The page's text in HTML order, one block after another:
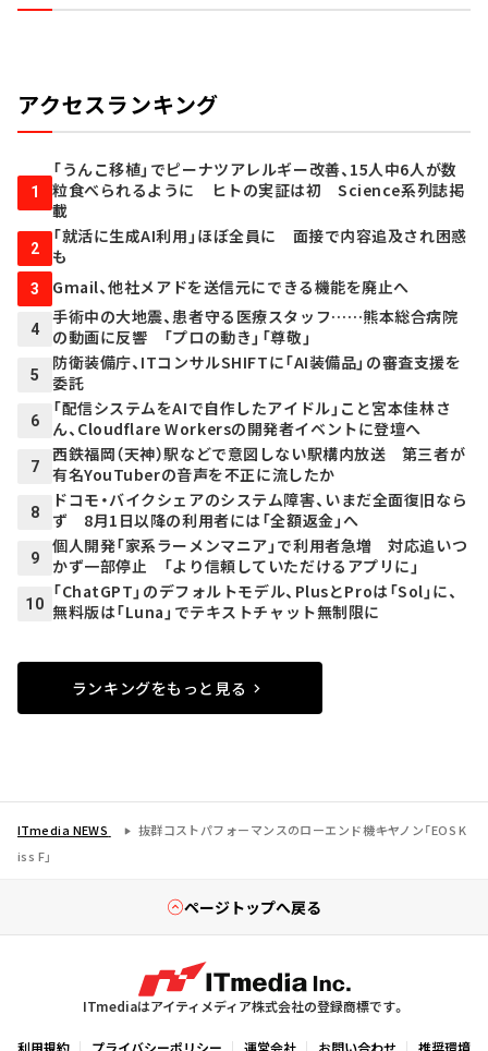
アクセスランキング
1
「うんこ移植」でピーナツアレルギー改善、15人中6人が数
粒食べられるように ヒトの実証は初 Science系列誌掲
載
2
「就活に生成AI利用」ほぼ全員に 面接で内容追及され困惑
も
3 Gmail、他社メアドを送信元にできる機能を廃止へ
4
手術中の大地震、患者守る医療スタッフ……熊本総合病院
の動画に反響 「プロの動き」「尊敬」
5
防衛装備庁、ITコンサルSHIFTに「AI装備品」の審査支援を
委託
6
「配信システムをAIで自作したアイドル」こと宮本佳林さ
ん、Cloudflare Workersの開発者イベントに登壇へ
7
西鉄福岡（天神）駅などで意図しない駅構内放送 第三者が
有名YouTuberの音声を不正に流したか
8
ドコモ・バイクシェアのシステム障害、いまだ全面復旧なら
ず 8月1日以降の利用者には「全額返金」へ
9
個人開発「家系ラーメンマニア」で利用者急増 対応追いつ
かず一部停止 「より信頼していただけるアプリに」
10
「ChatGPT」のデフォルトモデル、PlusとProは「Sol」に、
無料版は「Luna」でテキストチャット無制限に
ランキングをもっと見る
ITmedia NEWS
抜群コストパフォーマンスのローエンド機――キヤノン「EOS K
iss F」
ページトップへ戻る
ITmediaはアイティメディア株式会社の登録商標です。